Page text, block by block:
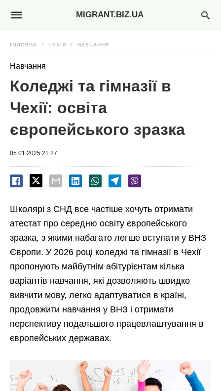
MIGRANT.BIZ.UA
ГОЛОВНА ЧЕХІЯ НАВЧАННЯ
Навчання
Коледжі та гімназії в
Чехії: освіта
європейського зразка
05.01.2025 21:27
Школярі з СНД все частіше хочуть отримати
атестат про середню освіту європейського
зразка, з якими набагато легше вступати у ВНЗ
Європи. У 2026 році коледжі та гімназії в Чехії
пропонують майбутнім абітурієнтам кілька
варіантів навчання, які дозволяють швидко
вивчити мову, легко адаптуватися в країні,
продовжити навчання у ВНЗ і отримати
перспективу подальшого працевлаштування в
європейських державах.